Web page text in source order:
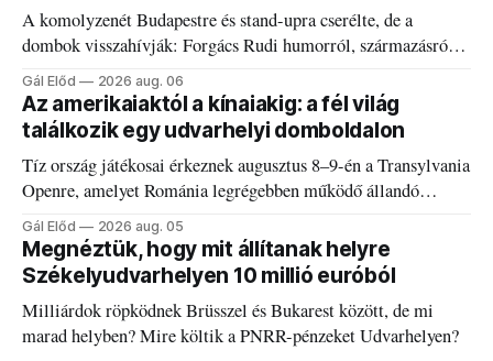
A komolyzenét Budapestre és stand-upra cserélte, de a
dombok visszahívják: Forgács Rudi humorról, származásról
és határokról.
Gál Előd 2026 aug. 06
Az amerikaiaktól a kínaiakig: a fél világ
találkozik egy udvarhelyi domboldalon
Tíz ország játékosai érkeznek augusztus 8–9-én a Transylvania
Openre, amelyet Románia legrégebben működő állandó
discgolfpályáján rendeznek meg.
Gál Előd 2026 aug. 05
Megnéztük, hogy mit állítanak helyre
Székelyudvarhelyen 10 millió euróból
Milliárdok röpködnek Brüsszel és Bukarest között, de mi
marad helyben? Mire költik a PNRR-pénzeket Udvarhelyen?